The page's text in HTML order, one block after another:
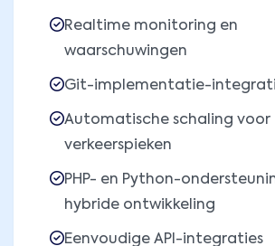
Realtime monitoring en
waarschuwingen
Git-implementatie-
Automatische schaling voor
verkeerspieken
PHP- en Python-
hybride ontwikkeling
Eenvoudige API-integraties